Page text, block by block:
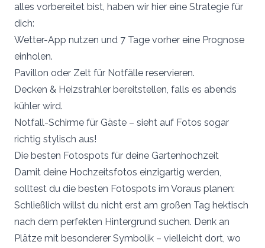
alles vorbereitet bist, haben wir hier eine Strategie für
dich:
Wetter-App nutzen und 7 Tage vorher eine Prognose
einholen.
Pavillon oder Zelt für Notfälle reservieren.
Decken & Heizstrahler bereitstellen, falls es abends
kühler wird.
Notfall-Schirme für Gäste – sieht auf Fotos sogar
richtig stylisch aus!
Die besten Fotospots für deine Gartenhochzeit
Damit deine Hochzeitsfotos einzigartig werden,
solltest du die besten Fotospots im Voraus planen:
Schließlich willst du nicht erst am großen Tag hektisch
nach dem perfekten Hintergrund suchen. Denk an
Plätze mit besonderer Symbolik – vielleicht dort, wo